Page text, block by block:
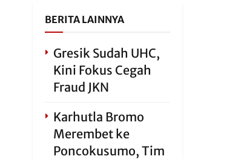
BERITA LAINNYA
Gresik Sudah UHC,
Kini Fokus Cegah
Fraud JKN
Karhutla Bromo
Merembet ke
Poncokusumo, Tim